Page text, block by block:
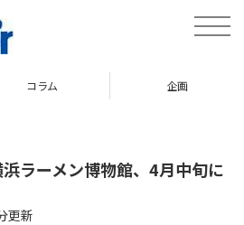
toggle
コラム 企画
ラーメン博物館、4月中旬に
更新